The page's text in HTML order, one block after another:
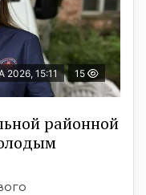
2026, 15:11 15
районной